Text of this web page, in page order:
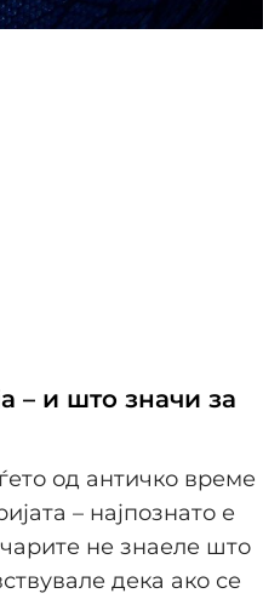
– и што значи за
од античко време
– најпознато е
не знаеле што
дека ако се